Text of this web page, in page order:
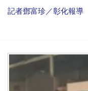
記者鄧富珍／彰化報導